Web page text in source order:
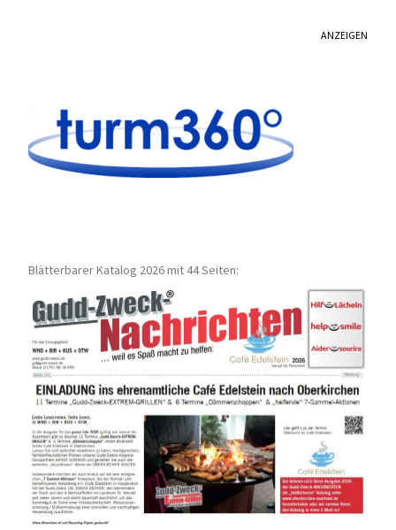
ANZEIGEN
Blätterbarer Katalog 2026 mit 44 Seiten: